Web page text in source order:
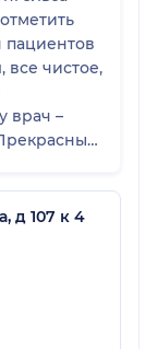
пациентов
все чистое,
где
у него
пазлы
д 107 к 4